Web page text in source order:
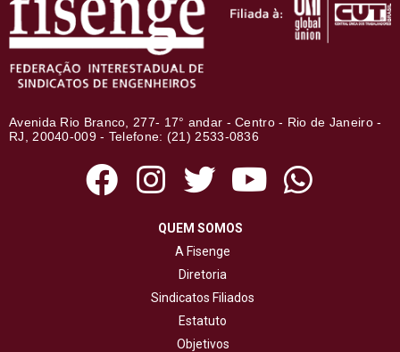
Avenida Rio Branco, 277- 17° andar - Centro - Rio de Janeiro -
RJ, 20040-009 - Telefone: (21) 2533-0836
QUEM SOMOS
A Fisenge
Diretoria
Sindicatos Filiados
Estatuto
Objetivos